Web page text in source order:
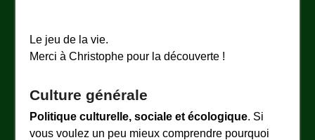
Le jeu de la vie.
Merci à Christophe pour la découverte !
Culture générale
Politique culturelle, sociale et écologique. Si
vous voulez un peu mieux comprendre pourquoi